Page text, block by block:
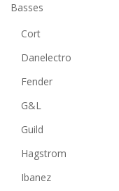
Basses
Cort
Danelectro
Fender
G&L
Guild
Hagstrom
Ibanez